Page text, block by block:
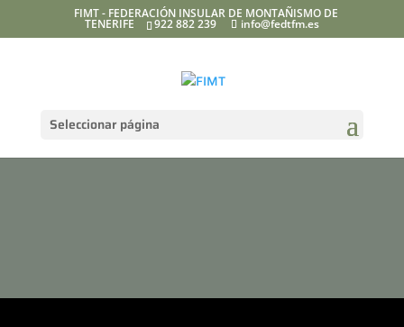
FIMT - FEDERACIÓN INSULAR DE MONTAÑISMO DE
TENERIFE 922 882 239 info@fedtfm.es
Seleccionar página